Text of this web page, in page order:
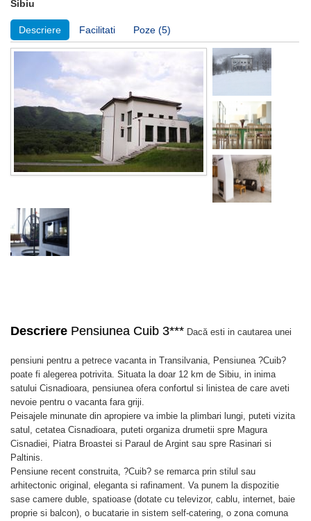
Sibiu
Descriere Facilitati Poze (5)
Descriere Pensiunea Cuib 3*** Dacă esti in cautarea unei
pensiuni pentru a petrece vacanta in Transilvania, Pensiunea ?Cuib?
poate fi alegerea potrivita. Situata la doar 12 km de Sibiu, in inima
satului Cisnadioara, pensiunea ofera confortul si linistea de care aveti
nevoie pentru o vacanta fara griji.
Peisajele minunate din apropiere va imbie la plimbari lungi, puteti vizita
satul, cetatea Cisnadioara, puteti organiza drumetii spre Magura
Cisnadiei, Piatra Broastei si Paraul de Argint sau spre Rasinari si
Paltinis.
Pensiune recent construita, ?Cuib? se remarca prin stilul sau
arhitectonic original, eleganta si rafinament. Va punem la dispozitie
sase camere duble, spatioase (dotate cu televizor, cablu, internet, baie
proprie si balcon), o bucatarie in sistem self-catering, o zona comuna